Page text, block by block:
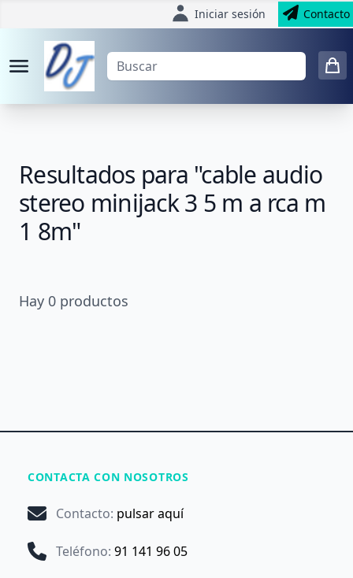
Iniciar sesión Contacto
Resultados para "cable audio
stereo minijack 3 5 m a rca m
1 8m"
Hay 0 productos
CONTACTA CON NOSOTROS
Contacto: pulsar aquí
Teléfono: 91 141 96 05